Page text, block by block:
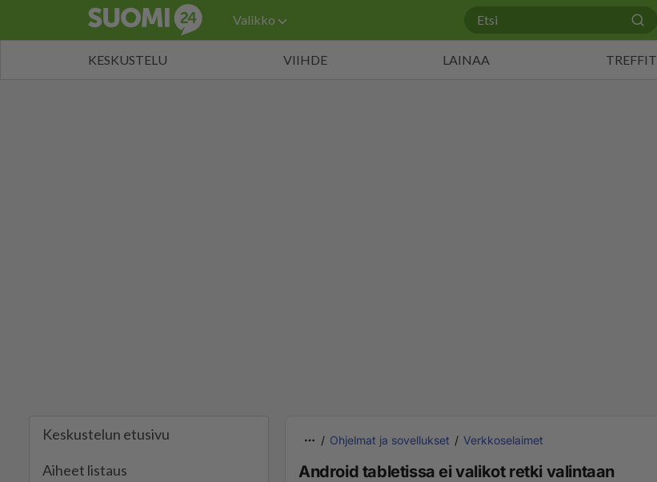
Valikko
KESKUSTELU VIIHDE LAINAA TREFFIT
Keskustelun etusivu
Aiheet listaus
Ohjelmat ja sovellukset Verkkoselaimet
Android tabletissa ei valikot retki valintaan